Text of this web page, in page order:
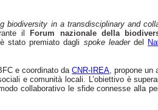
biodiversity in a transdisciplinary and
il
Forum nazionale della
stato premiato dagli spoke leaderdel
e coordinato daCNR-IREA , propone
e comunità locali. L’obiettivo è
collaborativo le sfide connesse alla